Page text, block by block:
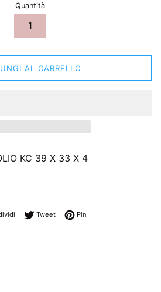
Quantità
AL CARRELLO
KC 39 X 33 X 4
Condividi su Facebook
TweetTwitta su Twitter
Pin